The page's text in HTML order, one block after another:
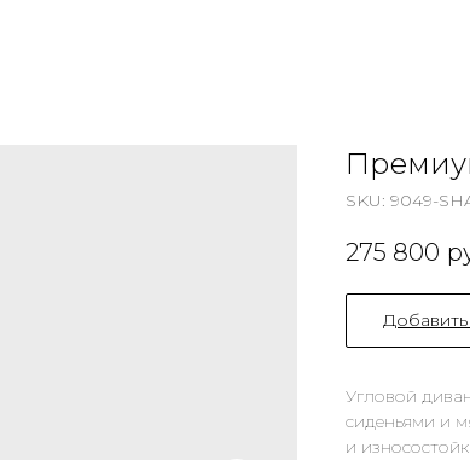
SKU: 9049-
275 800
Угловой
сиденьями и
и